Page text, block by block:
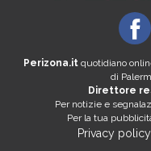
Perizona.it quotidiano
di
Direttore
Per notizie e
Per la tua
Privacy policy